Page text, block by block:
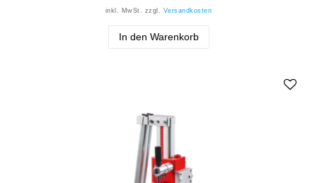
inkl. MwSt. zzgl. Versandkosten
In den Warenkorb